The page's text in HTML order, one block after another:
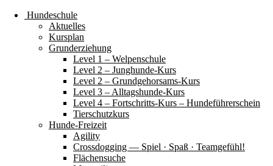
Hundeschule
Aktuelles
Kursplan
Grunderziehung
Level 1 – Welpenschule
Level 2 – Junghunde-Kurs
Level 2 – Grundgehorsams-Kurs
Level 3 – Alltagshunde-Kurs
Level 4 – Fortschritts-Kurs – Hundeführerschein
Tierschutzkurs
Hunde-Freizeit
Agility
Crossdogging — Spiel · Spaß · Teamgefühl!
Flächensuche